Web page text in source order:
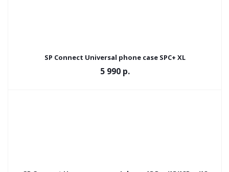
SP Connect Universal phone case SPC+ XL
5 990 р.